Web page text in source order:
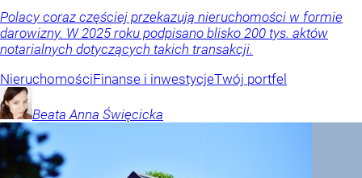
Polacy coraz częściej przekazują nieruchomości w formie
darowizny. W 2025 roku podpisano blisko 200 tys. aktów
notarialnych dotyczących takich transakcji.
NieruchomościFinanse i inwestycjeTwój portfel
Beata Anna Święcicka